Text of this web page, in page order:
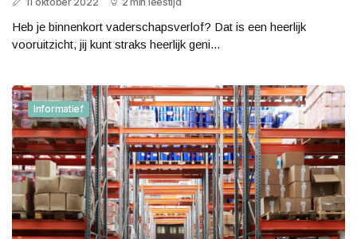
Heb je binnenkort vaderschapsverlof? Dat is een heerlijk
vooruitzicht, jij kunt straks heerlijk geni...
Informatief